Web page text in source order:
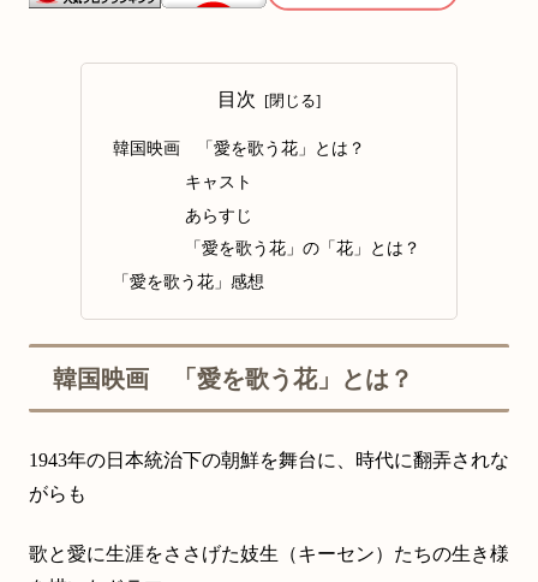
目次
韓国映画 「愛を歌う花」とは？
キャスト
あらすじ
「愛を歌う花」の「花」とは？
「愛を歌う花」感想
韓国映画 「愛を歌う花」とは？
1943年の日本統治下の朝鮮を舞台に、時代に翻弄されな
がらも
歌と愛に生涯をささげた妓生（キーセン）たちの生き様